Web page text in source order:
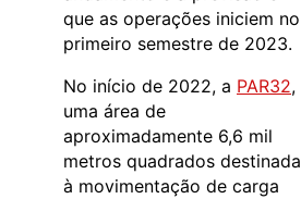
que as operações iniciem no
primeiro semestre de 2023.
No início de 2022, a PAR32,
uma área de
aproximadamente 6,6 mil
metros quadrados destinada
à movimentação de carga